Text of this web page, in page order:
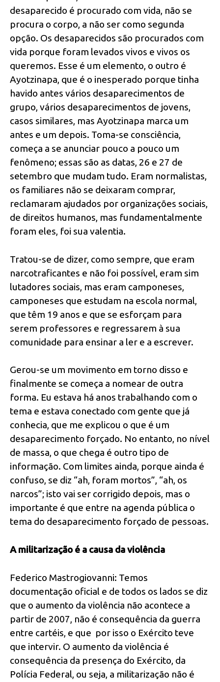
desaparecido é procurado com vida, não se
procura o corpo, a não ser como segunda
opção. Os desaparecidos são procurados com
vida porque foram levados vivos e vivos os
queremos. Esse é um elemento, o outro é
Ayotzinapa, que é o inesperado porque tinha
havido antes vários desaparecimentos de
grupo, vários desaparecimentos de jovens,
casos similares, mas Ayotzinapa marca um
antes e um depois. Toma-se consciência,
começa a se anunciar pouco a pouco um
fenômeno; essas são as datas, 26 e 27 de
setembro que mudam tudo. Eram normalistas,
os familiares não se deixaram comprar,
reclamaram ajudados por organizações sociais,
de direitos humanos, mas fundamentalmente
foram eles, foi sua valentia.
Tratou-se de dizer, como sempre, que eram
narcotraficantes e não foi possível, eram sim
lutadores sociais, mas eram camponeses,
camponeses que estudam na escola normal,
que têm 19 anos e que se esforçam para
serem professores e regressarem à sua
comunidade para ensinar a ler e a escrever.
Gerou-se um movimento em torno disso e
finalmente se começa a nomear de outra
forma. Eu estava há anos trabalhando com o
tema e estava conectado com gente que já
conhecia, que me explicou o que é um
desaparecimento forçado. No entanto, no nível
de massa, o que chega é outro tipo de
informação. Com limites ainda, porque ainda é
confuso, se diz “ah, foram mortos”, “ah, os
narcos”; isto vai ser corrigido depois, mas o
importante é que entre na agenda pública o
tema do desaparecimento forçado de pessoas.
A militarização é a causa da violência
Federico Mastrogiovanni: Temos
documentação oficial e de todos os lados se diz
que o aumento da violência não acontece a
partir de 2007, não é consequência da guerra
entre cartéis, e que por isso o Exército teve
que intervir. O aumento da violência é
consequência da presença do Exército, da
Polícia Federal, ou seja, a militarização não é